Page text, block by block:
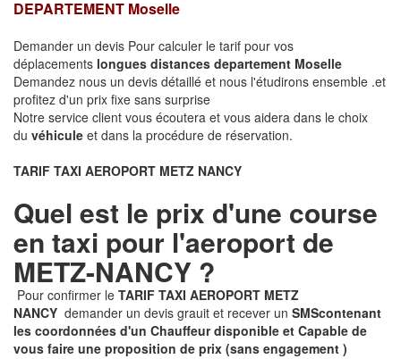
DEPARTEMENT Moselle
Demander un devis Pour calculer le tarif pour vos
déplacements longues distances departement Moselle
Demandez nous un devis détaillé et nous l'étudirons ensemble .et
profitez d'un prix fixe sans surprise
Notre service client vous écoutera et vous aidera dans le choix
du véhicule et dans la procédure de réservation.
TARIF TAXI AEROPORT METZ NANCY
Quel est le prix d'une course
en taxi pour l'aeroport de
METZ-NANCY ?
Pour confirmer le TARIF TAXI AEROPORT METZ
NANCY demander un devis grauit et recever un SMScontenant
les coordonnées d'un Chauffeur disponible et Capable de
vous faire une proposition de prix (sans engagement )